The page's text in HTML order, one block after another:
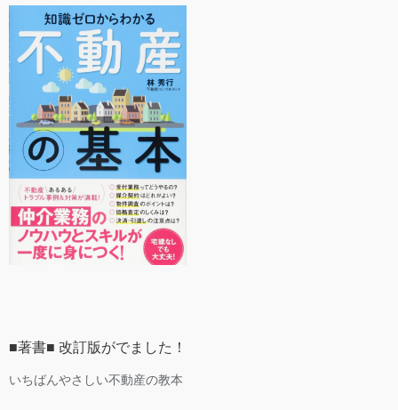
■著書■ 改訂版がでました！
いちばんやさしい不動産の教本